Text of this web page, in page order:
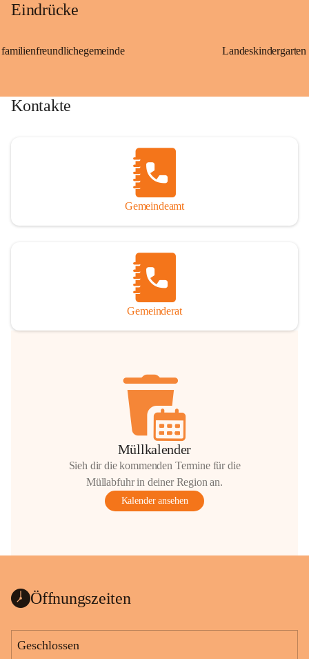
Eindrücke
familienfreundlichegemeinde
Kontakte
Gemeindeamt
Gemeinderat
Müllkalender
Sieh dir die kommenden Termine für die
Müllabfuhr in deiner Region an.
Kalender ansehen
Öffnungszeiten
Geschlossen